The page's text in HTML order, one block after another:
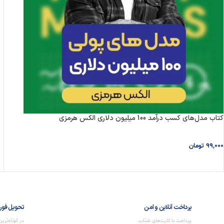
کتاب مدل‌های کسب درآمد 100 میلیون دلاری الکس هرمزی
99,000 تومان
پرداخت آنلاین و امن
پرداخت با کارت‌های شتاب
تحویل
در